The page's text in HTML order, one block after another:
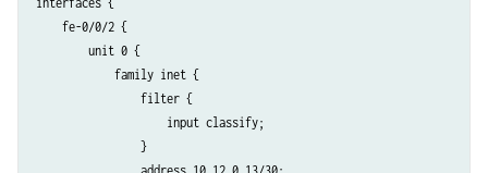
    fe-0/0/2 {
        unit 0 {
            family inet {
                filter {
                    input classify;
                }